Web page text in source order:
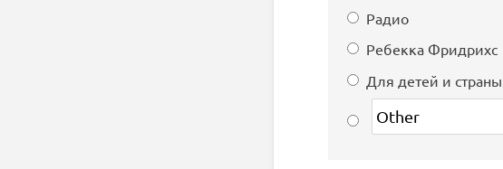
Радио
Ребекка Фридрихс
Для детей и страны